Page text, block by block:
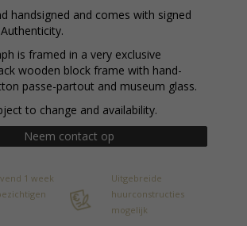
handsigned and comes with signed
is framed in a very exclusive
wooden block frame with hand-
passe-partout and museum glass.
to change and availability.
Neem contact op
1 week
Uitgebreide
huurconstructies
mogelijk